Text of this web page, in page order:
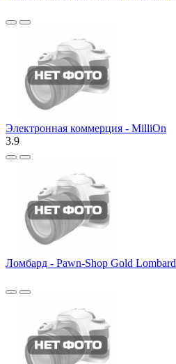
Электронная коммерция - MilliOn
3.9
Ломбард - Pawn-Shop Gold Lombard